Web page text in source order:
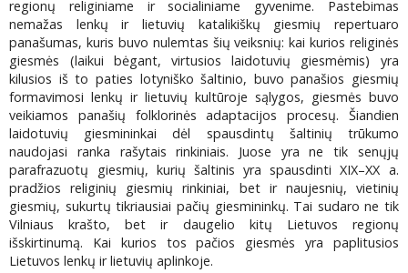
regionų religiniame ir socialiniame gyvenime. Pastebimas
nemažas lenkų ir lietuvių katalikiškų giesmių repertuaro
panašumas, kuris buvo nulemtas šių veiksnių: kai kurios religinės
giesmės (laikui bėgant, virtusios laidotuvių giesmėmis) yra
kilusios iš to paties lotyniško šaltinio, buvo panašios giesmių
formavimosi lenkų ir lietuvių kultūroje sąlygos, giesmės buvo
veikiamos panašių folklorinės adaptacijos procesų. Šiandien
laidotuvių giesmininkai dėl spausdintų šaltinių trūkumo
naudojasi ranka rašytais rinkiniais. Juose yra ne tik senųjų
parafrazuotų giesmių, kurių šaltinis yra spausdinti ХІХ–ХХ a.
pradžios religinių giesmių rinkiniai, bet ir naujesnių, vietinių
giesmių, sukurtų tikriausiai pačių giesmininkų. Tai sudaro ne tik
Vilniaus krašto, bet ir daugelio kitų Lietuvos regionų
išskirtinumą. Kai kurios tos pačios giesmės yra paplitusios
Lietuvos lenkų ir lietuvių aplinkoje.